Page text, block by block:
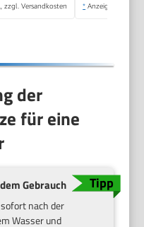
zzgl. Versandkosten * Anzeige
der
für eine
Gebrauch
nach der
Wasser und